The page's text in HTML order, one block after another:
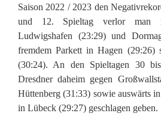
Saison 2022 / 2023 den
und 12. Spieltag verlor man
Ludwigshafen (23:29) und
fremdem Parkett in Hagen (29:26)
(30:24). An den Spieltagen 30
Dresdner daheim gegen
Hüttenberg (31:33) sowie auswärts
in Lübeck (29:27) geschlagen geben.